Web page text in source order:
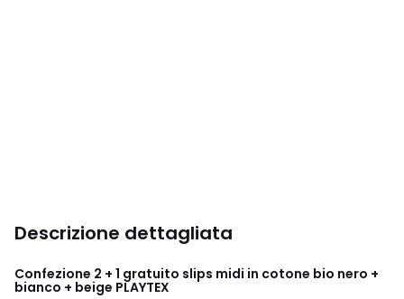
Descrizione dettagliata
Confezione 2 + 1 gratuito slips midi in cotone bio nero +
bianco + beige PLAYTEX